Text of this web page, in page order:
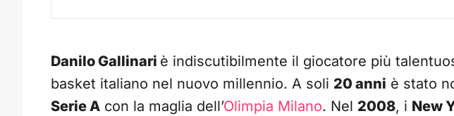
Danilo Gallinari è indiscutibilmente il giocatore più
basket italiano nel nuovo millennio. A soli 20 anni è stato
Serie A con la maglia dell’Olimpia Milano. Nel 2008, i New